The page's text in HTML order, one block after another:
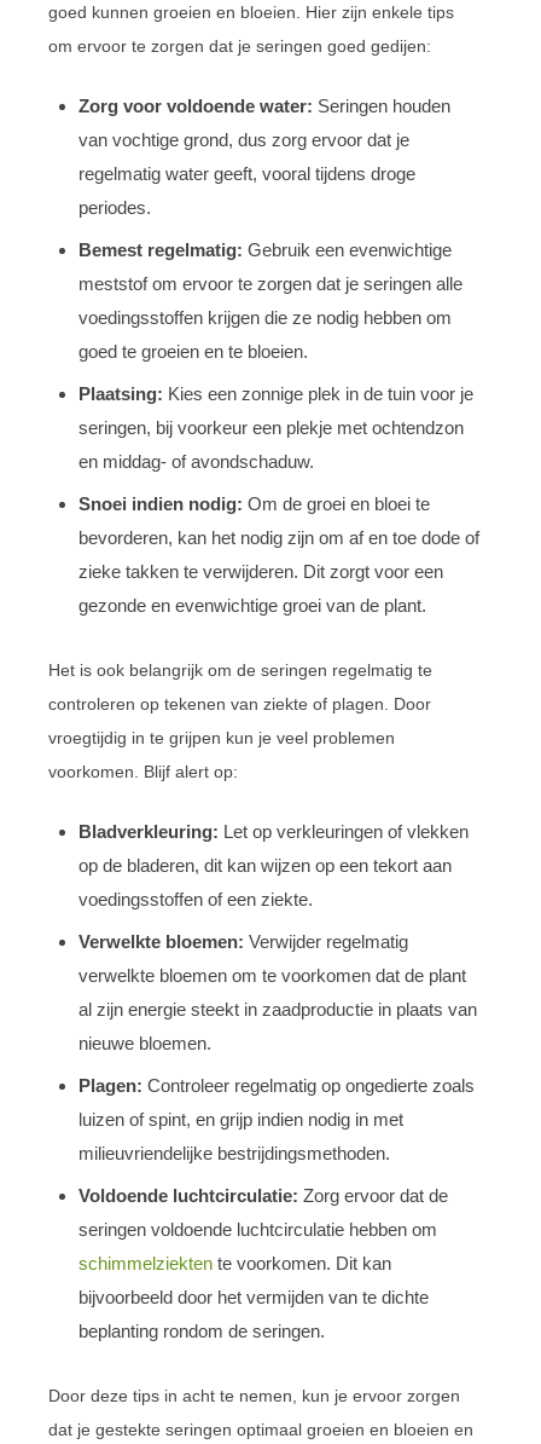
goed kunnen groeien en bloeien. Hier zijn enkele tips
om ervoor te zorgen dat je seringen goed gedijen:
Zorg voor voldoende water: Seringen houden
van vochtige grond, dus zorg ervoor dat je
regelmatig water geeft, vooral tijdens droge
periodes.
Bemest regelmatig: Gebruik een evenwichtige
meststof om ervoor te zorgen dat je seringen alle
voedingsstoffen krijgen die ze nodig hebben om
goed te groeien en te bloeien.
Plaatsing: Kies een zonnige plek in de tuin voor je
seringen, bij voorkeur een plekje met ochtendzon
en middag- of avondschaduw.
Snoei indien nodig: Om de groei en bloei te
bevorderen, kan het nodig zijn om af en toe dode of
zieke takken te verwijderen. Dit zorgt voor een
gezonde en evenwichtige groei van de plant.
Het is ook belangrijk om de seringen regelmatig te
controleren op tekenen van ziekte of plagen. Door
vroegtijdig in te grijpen kun je veel problemen
voorkomen. Blijf alert op:
Bladverkleuring: Let op verkleuringen of vlekken
op de bladeren, dit kan wijzen op een tekort aan
voedingsstoffen of een ziekte.
Verwelkte bloemen: Verwijder regelmatig
verwelkte bloemen om te voorkomen dat de plant
al zijn energie steekt in zaadproductie in plaats van
nieuwe bloemen.
Plagen: Controleer regelmatig op ongedierte zoals
luizen of spint, en grijp indien nodig in met
milieuvriendelijke bestrijdingsmethoden.
Voldoende luchtcirculatie: Zorg ervoor dat de
seringen voldoende luchtcirculatie hebben om
schimmelziekten te voorkomen. Dit kan
bijvoorbeeld door het vermijden van te dichte
beplanting rondom de seringen.
Door deze tips in acht te nemen, kun je ervoor zorgen
dat je gestekte seringen optimaal groeien en bloeien en